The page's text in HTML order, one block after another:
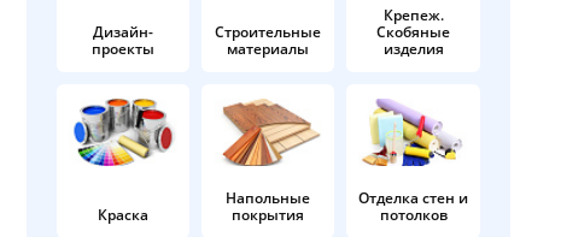
Дизайн-
проекты
Строительные
материалы
Крепеж.
Скобяные
изделия
Краска
Напольные
покрытия
Отделка стен и
потолков